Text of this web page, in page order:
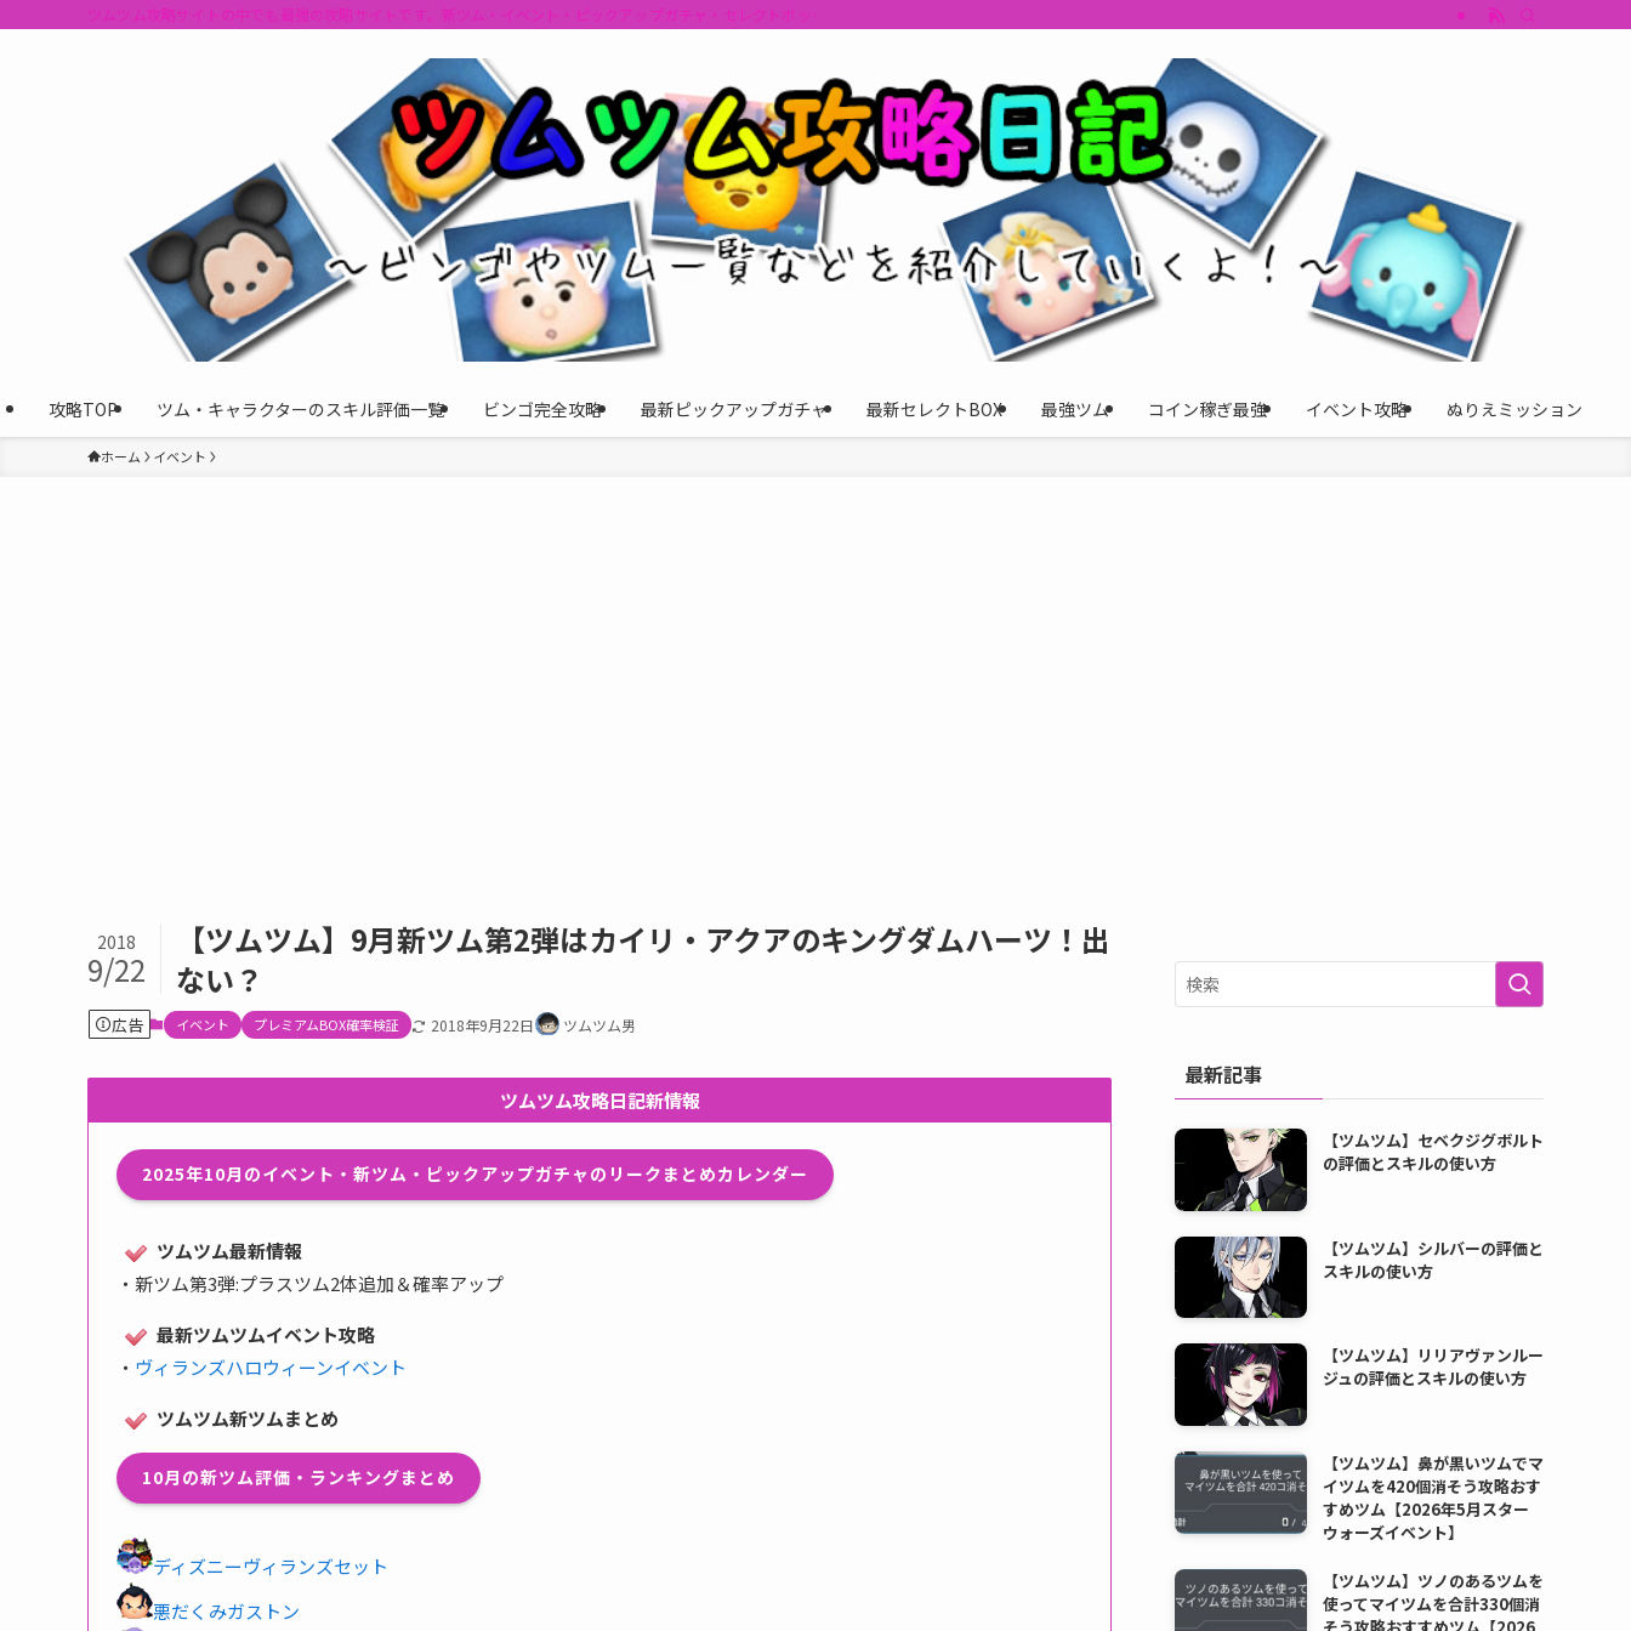
ツムツム攻略サイトの中でも最強の攻略サイトです。新ツム・イベント・ピックアップガチャ・セレクトボックスの情報を最速で提供しビンゴのおすすめツム・キャラ評価も丁寧に解説。ツムツムイベント、ツムツム攻略、ツムツ
攻略TOP ツム・キャラクターのスキル評価一覧 ビンゴ完全攻略 最新ピックアップガチャ 最新セレクトBOX 最強ツム コイン稼ぎ最強 イベント攻略 ぬりえミッション
ホーム イベント
【ツムツム】9月新ツム第2弾はカイリ・アクアのキングダムハーツ！出
ない？
2018
9/22
広告 イベント プレミアムBOX確率検証 2018年9月22日 ツムツム男
ツムツム攻略日記新情報
2025年10月のイベント・新ツム・ピックアップガチャのリークまとめカレンダー
ツムツム最新情報
・ 新ツム第3弾:プラスツム2体追加＆確率アップ
最新ツムツムイベント攻略
・ ヴィランズハロウィーンイベント
ツムツム新ツムまとめ
10月の新ツム評価・ランキングまとめ
ディズニーヴィランズセット
悪だくみガストン
最新記事
【ツムツム】セベクジグボルト
の評価とスキルの使い方
【ツムツム】シルバーの評価と
スキルの使い方
【ツムツム】リリアヴァンルー
ジュの評価とスキルの使い方
【ツムツム】鼻が黒いツムでマ
イツムを420個消そう攻略おす
すめツム【2026年5月スター
ウォーズイベント】
【ツムツム】ツノのあるツムを
使ってマイツムを合計330個消